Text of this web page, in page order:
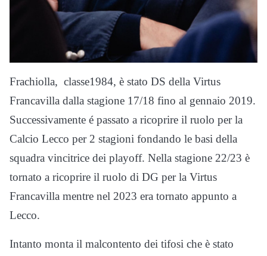
Frachiolla, classe1984, è stato DS della Virtus
Francavilla dalla stagione 17/18 fino al gennaio 2019.
Successivamente é passato a ricoprire il ruolo per la
Calcio Lecco per 2 stagioni fondando le basi della
squadra vincitrice dei playoff. Nella stagione 22/23 è
tornato a ricoprire il ruolo di DG per la Virtus
Francavilla mentre nel 2023 era tornato appunto a
Lecco.
Intanto monta il malcontento dei tifosi che è stato